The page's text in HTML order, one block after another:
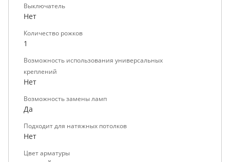
Выключатель
Нет
Количество рожков
1
Возможность использования универсальных
креплений
Нет
Возможность замены ламп
Да
Подходит для натяжных потолков
Нет
Цвет арматуры